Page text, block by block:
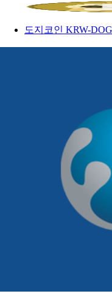
도지코인 KRW-